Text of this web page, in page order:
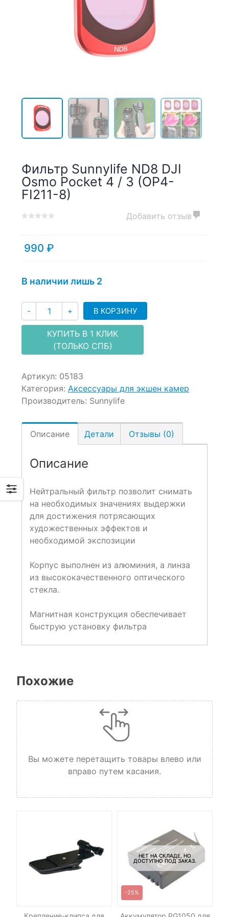
Фильтр Sunnylife ND8 DJI
Osmo Pocket 4 / 3 (OP4-
FI211-8)
of
based
ratings
Добавить отзыв
990 ₽
В наличии лишь 2
- Количество
+ В КОРЗИНУ
КУПИТЬ В 1 КЛИК
(ТОЛЬКО СПБ)
Артикул: 05183
Категория: Аксессуары для экшен камер
Производитель: Sunnylife
Описание Детали Отзывы (0)
Описание
Нейтральный фильтр позволит снимать
на необходимых значениях выдержки
для достижения потрясающих
художественных эффектов и
необходимой экспозиции
Корпус выполнен из алюминия, а линза
из высококачественного оптического
стекла.
Магнитная конструкция обеспечивает
быструю установку фильтра
Похожие
Вы можете перетащить товары влево или
вправо путем касания.
НЕТ НА СКЛАДЕ, НО
ДОСТУПНО ПОД ЗАКАЗ.
-25%